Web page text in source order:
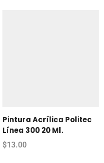
Pintura Acrílica Politec
Línea 300 20 Ml.
$13.00